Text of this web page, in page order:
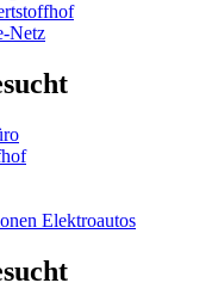
Netz
Elektroautos